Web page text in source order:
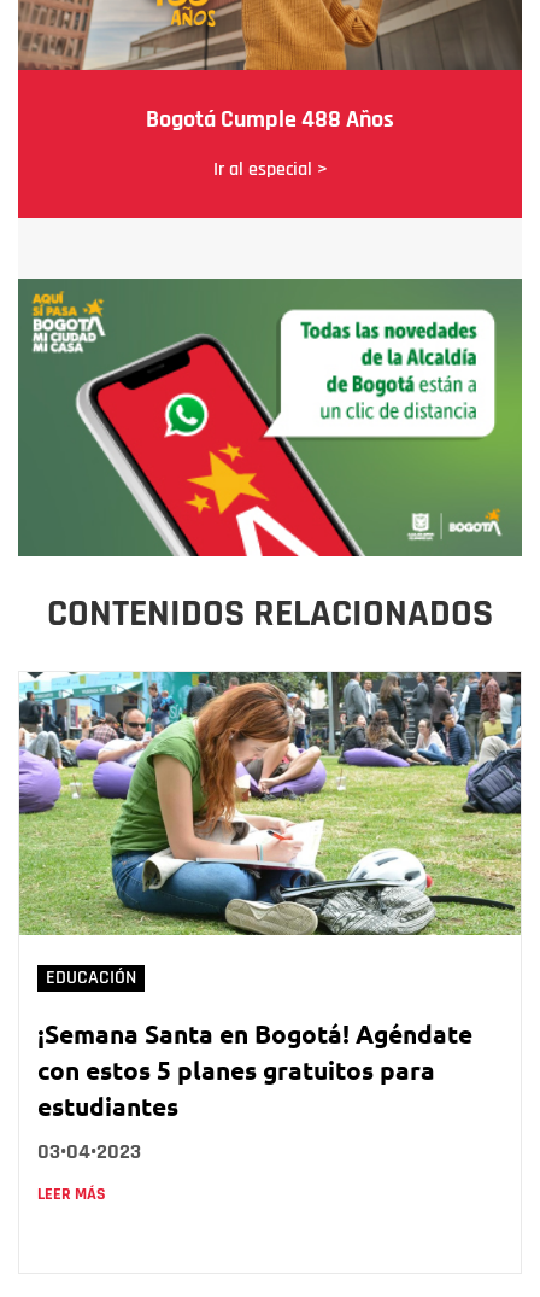
Bogotá Cumple 488 Años
Ir al especial >
CONTENIDOS RELACIONADOS
EDUCACIÓN
¡Semana Santa en Bogotá! Agéndate
con estos 5 planes gratuitos para
estudiantes
03•04•2023
LEER MÁS